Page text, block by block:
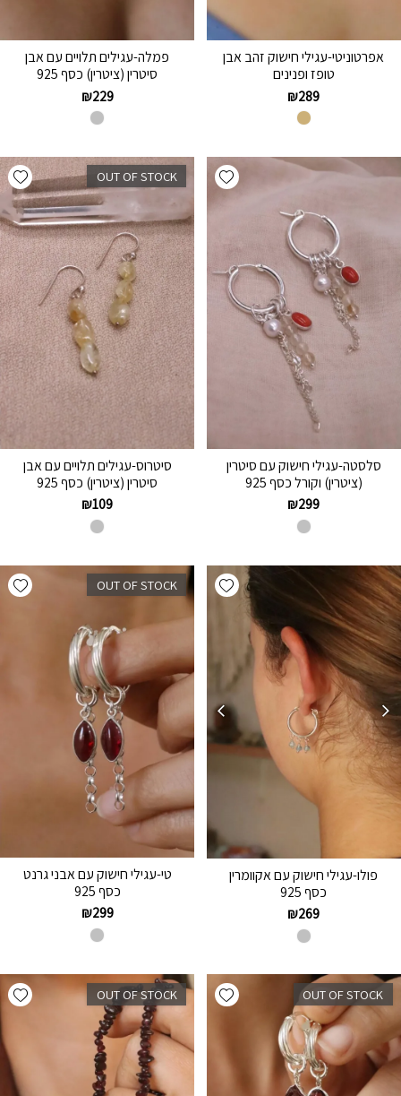
אפרטוניטי-עגילי חישוק זהב אבן
טופז ופנינים
₪289
פמלה-עגילים תלויים עם אבן
סיטרין (ציטרין) כסף 925
₪229
Add wishlist
סלסטה-עגילי חישוק עם סיטרין
(ציטרין) וקורל כסף 925
₪299
OUT OF STOCK
סיטרוס-עגילים תלויים עם אבן
סיטרין (ציטרין) כסף 925
₪109
Add wishlist
פולו-עגילי חישוק עם אקוומרין
כסף 925
₪269
OUT OF STOCK
טי-עגילי חישוק עם אבני גרנט
כסף 925
₪299
Add wishlist OUT OF STOCK
OUT OF STOCK